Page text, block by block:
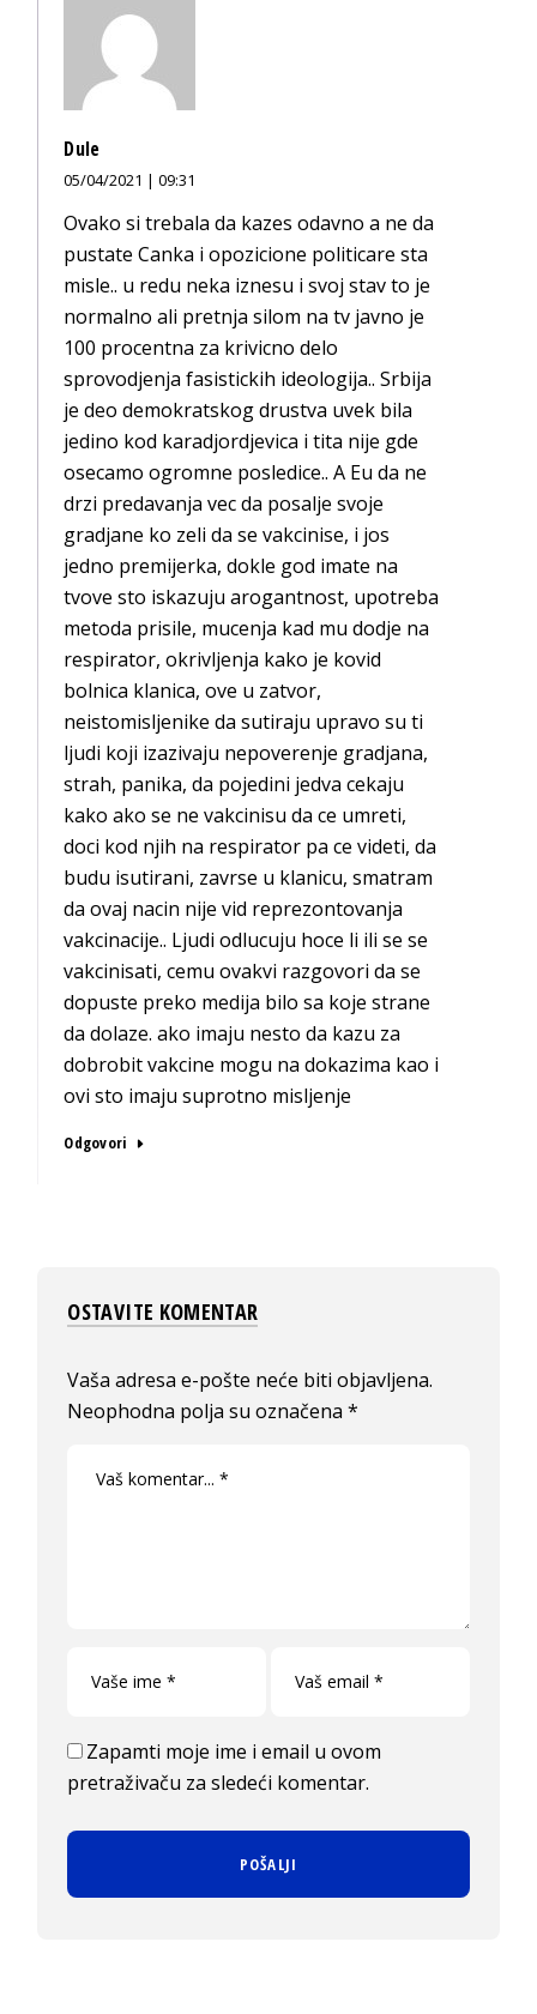
Dule
05/04/2021 | 09:31
Ovako si trebala da kazes odavno a ne da
pustate Canka i opozicione politicare sta
misle.. u redu neka iznesu i svoj stav to je
normalno ali pretnja silom na tv javno je
100 procentna za krivicno delo
sprovodjenja fasistickih ideologija.. Srbija
je deo demokratskog drustva uvek bila
jedino kod karadjordjevica i tita nije gde
osecamo ogromne posledice.. A Eu da ne
drzi predavanja vec da posalje svoje
gradjane ko zeli da se vakcinise, i jos
jedno premijerka, dokle god imate na
tvove sto iskazuju arogantnost, upotreba
metoda prisile, mucenja kad mu dodje na
respirator, okrivljenja kako je kovid
bolnica klanica, ove u zatvor,
neistomisljenike da sutiraju upravo su ti
ljudi koji izazivaju nepoverenje gradjana,
strah, panika, da pojedini jedva cekaju
kako ako se ne vakcinisu da ce umreti,
doci kod njih na respirator pa ce videti, da
budu isutirani, zavrse u klanicu, smatram
da ovaj nacin nije vid reprezontovanja
vakcinacije.. Ljudi odlucuju hoce li ili se se
vakcinisati, cemu ovakvi razgovori da se
dopuste preko medija bilo sa koje strane
da dolaze. ako imaju nesto da kazu za
dobrobit vakcine mogu na dokazima kao i
ovi sto imaju suprotno misljenje
Odgovori
OSTAVITE KOMENTAR
Vaša adresa e-pošte neće biti objavljena.
Neophodna polja su označena*
Zapamti moje ime i email u ovom
pretraživaču za sledeći komentar.